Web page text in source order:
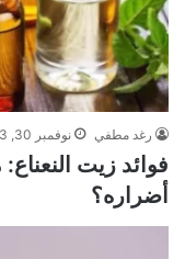
رغد مطفي نوفمبر 30, 2023
فوائد زيت
أضراره؟